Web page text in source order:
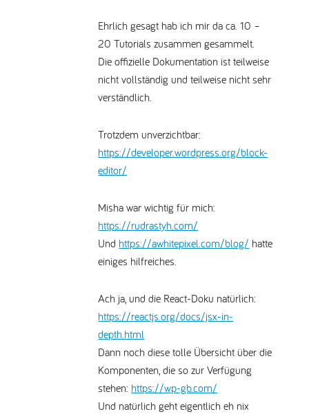
Ehrlich gesagt hab ich mir da ca. 10 –
20 Tutorials zusammen gesammelt.
Die offizielle Dokumentation ist teilweise
nicht vollständig und teilweise nicht sehr
verständlich.
Trotzdem unverzichtbar:
https://developer.wordpress.org/block-
editor/
Misha war wichtig für mich:
https://rudrastyh.com/
Und https://awhitepixel.com/blog/ hatte
einiges hilfreiches.
Ach ja, und die React-Doku natürlich:
https://reactjs.org/docs/jsx-in-
depth.html
Dann noch diese tolle Übersicht über die
Komponenten, die so zur Verfügung
stehen: https://wp-gb.com/
Und natürlich geht eigentlich eh nix